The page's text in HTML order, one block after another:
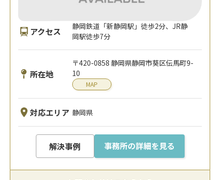
アクセス
静岡鉄道「新静岡駅」徒歩2分、JR静
岡駅徒歩7分
所在地
〒420-0858 静岡県静岡市葵区伝馬町9-
10
MAP
対応エリア 静岡県
解決事例 事務所の詳細を見る